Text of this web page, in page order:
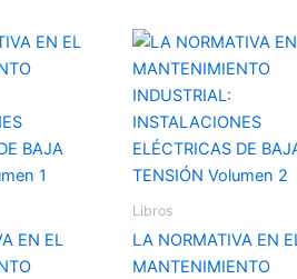
EN EL
Libros
LA NORMATIVA EN
MANTENIMIENTO